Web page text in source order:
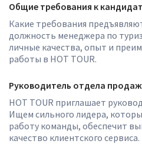
Общие требования к
Какие требования
должность менеджера по
личные качества, опыт и
работы в HOT TOUR.
Руководитель отдела продаж
HOT TOUR приглашает
Ищем сильного лидера,
работу команды, обеспечит
качество клиентского сервиса.